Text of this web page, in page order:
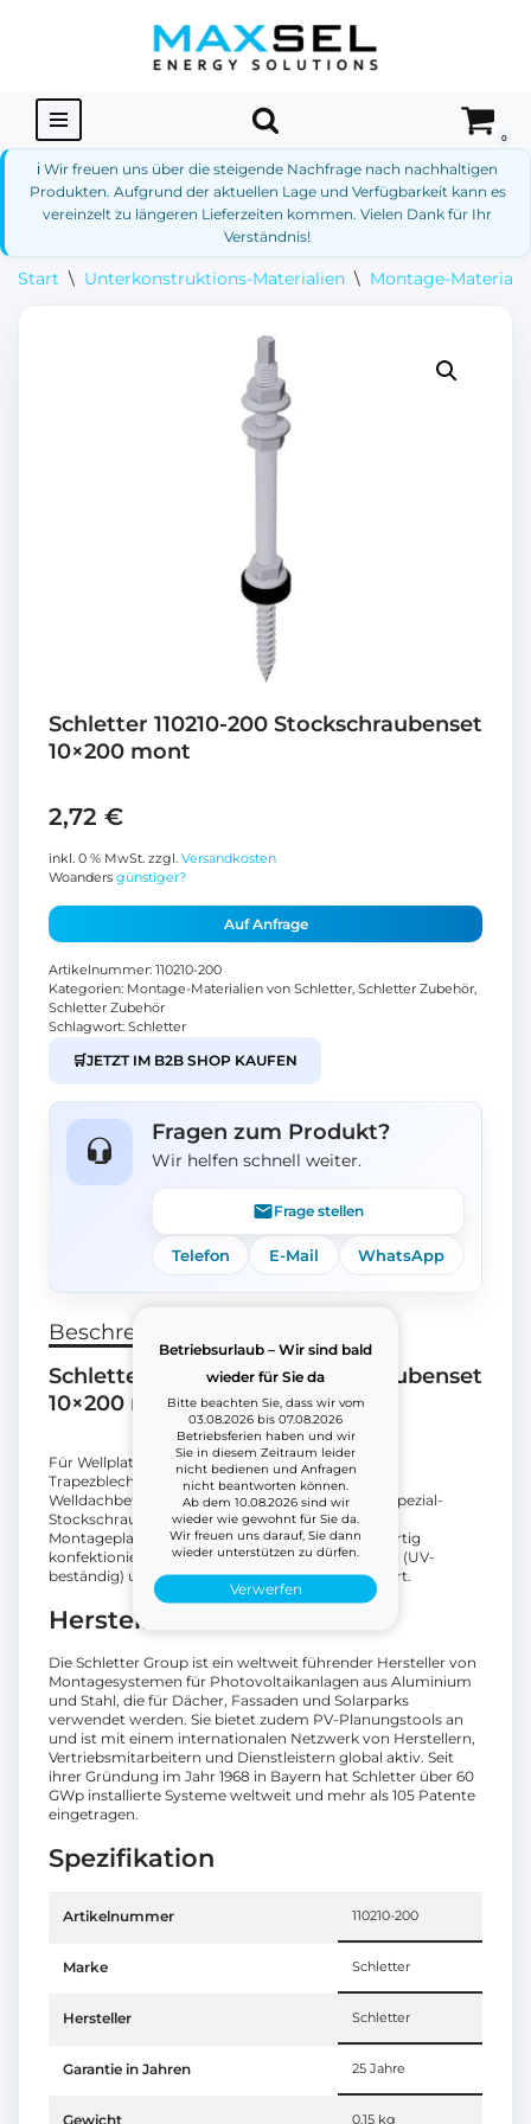
Betriebsurlaub – Wir sind bald
wieder für Sie da
Bitte beachten Sie, dass wir vom
03.08.2026 bis 07.08.2026
Betriebsferien haben und wir
Sie in diesem Zeitraum leider
nicht bedienen und Anfragen
nicht beantworten können.
Ab dem 10.08.2026 sind wir
wieder wie gewohnt für Sie da.
Wir freuen uns darauf, Sie dann
wieder unterstützen zu dürfen.
Verwerfen
springen
0
ℹ️ Wir freuen uns über die steigende Nachfrage nach nachhaltigen
Produkten. Aufgrund der aktuellen Lage und Verfügbarkeit kann es
vereinzelt zu längeren Lieferzeiten kommen. Vielen Dank für Ihr
Verständnis!
Start \ Unterkonstruktions-Materialien \ Montage-
Schletter 110210-200 Stockschraubenset
10×200 mont
2,72 €
inkl. 0 % MwSt. zzgl. Versandkosten
Woanders günstiger?
Auf Anfrage
Artikelnummer: 110210-200
Kategorien: Montage-Materialien von Schletter, Schletter Zubehör,
Schletter Zubehör
Schlagwort: Schletter
🛒JETZT IM B2B SHOP KAUFEN
Fragen zum Produkt?
Wir helfen schnell weiter.
Frage stellen
Telefon E-Mail WhatsApp
Beschreibung
Schletter 110210-200 Stockschraubenset
10×200 mont
Für Wellplatten (z.B. aus Faserzement) oder
Trapezblechdächer werden sogenannte
Welldachbefestigungssets, bestehend aus einer Spezial-
Stockschraube mit EPDM-Dichtung und einer
Montageplatte verwendet. Stockschraubenset fertig
konfektioniert mit vulkanisierter EPDM-Dichtung (UV-
beständig) und 3 Flanschmuttern in V4A, montiert.
Herstellerinformationen
Die Schletter Group ist ein weltweit führender Hersteller von
Montagesystemen für Photovoltaikanlagen aus Aluminium
und Stahl, die für Dächer, Fassaden und Solarparks
verwendet werden. Sie bietet zudem PV-Planungstools an
und ist mit einem internationalen Netzwerk von Herstellern,
Vertriebsmitarbeitern und Dienstleistern global aktiv. Seit
ihrer Gründung im Jahr 1968 in Bayern hat Schletter über 60
GWp installierte Systeme weltweit und mehr als 105 Patente
eingetragen.
Spezifikation
Artikelnummer 110210-200
Marke Schletter
Hersteller Schletter
Garantie in Jahren 25 Jahre
Gewicht 0,15 kg